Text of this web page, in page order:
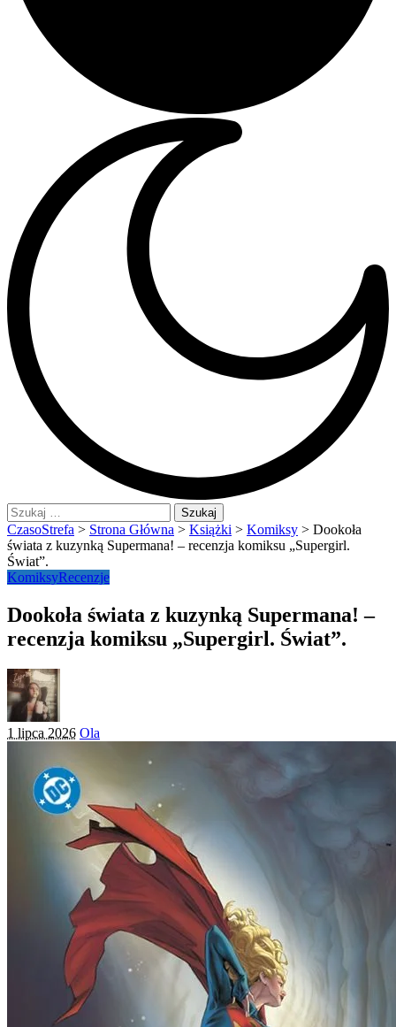
Szukaj:
CzasoStrefa > Strona Główna > Książki > Komiksy > Dookoła
świata z kuzynką Supermana! – recenzja komiksu „Supergirl.
Świat”.
KomiksyRecenzje
Dookoła świata z kuzynką Supermana! –
recenzja komiksu „Supergirl. Świat”.
1 lipca 2026 Posted
Ola